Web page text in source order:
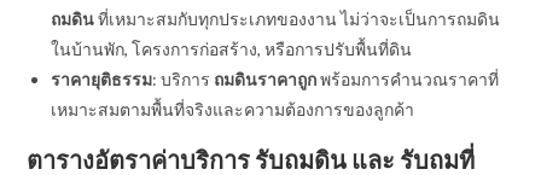
ถมดินที่เหมาะสมกับทุกประเภทของงาน ไม่ว่าจะเป็นการถมดิน
ในบ้านพัก, โครงการก่อสร้าง, หรือการปรับพื้นที่ดิน
ราคายุติธรรม: บริการ ถมดินราคาถูกพร้อมการคำนวณราคาที่
เหมาะสมตามพื้นที่จริงและความต้องการของลูกค้า
ตารางอัตราค่าบริการ รับถมดิน และ รับถมที่